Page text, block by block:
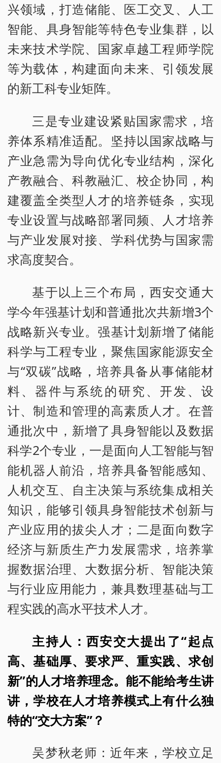
兴领域，打造储能、医工交叉、人工
智能、具身智能等特色专业集群，以
未来技术学院、国家卓越工程师学院
等为载体，构建面向未来、引领发展
的新工科专业矩阵。
三是专业建设紧贴国家需求，培
养体系精准适配。坚持以国家战略与
产业急需为导向优化专业结构，深化
产教融合、科教融汇、校企协同，构
建覆盖全类型人才的培养链条，实现
专业设置与战略部署同频、人才培养
与产业发展对接、学科优势与国家需
求高度契合。
基于以上三个布局，西安交通大
学今年强基计划和普通批次共新增3个
战略新兴专业。强基计划新增了储能
科学与工程专业，聚焦国家能源安全
与“双碳”战略，培养具备从事储能材
料、器件与系统的研究、开发、设
计、制造和管理的高素质人才。在普
通批次中，新增了具身智能以及数据
科学2个专业，一是面向人工智能与智
能机器人前沿，培养具备智能感知、
人机交互、自主决策与系统集成相关
知识，能够引领具身智能技术创新与
产业应用的拔尖人才；二是面向数字
经济与新质生产力发展需求，培养掌
握数据治理、大数据分析、智能决策
与行业应用能力，兼具数理基础与工
程实践的高水平技术人才。
主持人：西安交大提出了“起点
高、基础厚、要求严、重实践、求创
新”的人才培养理念。能不能给考生讲
讲，学校在人才培养模式上有什么独
特的“交大方案”？
吴梦秋老师：近年来，学校立足